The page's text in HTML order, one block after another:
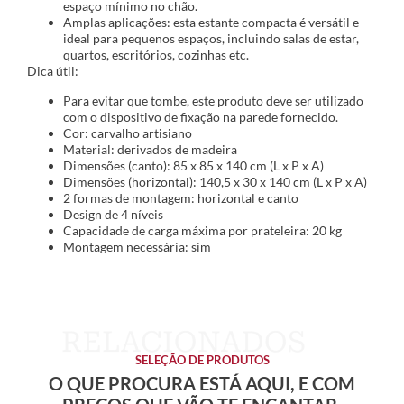
espaço mínimo no chão.
Amplas aplicações: esta estante compacta é versátil e
ideal para pequenos espaços, incluindo salas de estar,
quartos, escritórios, cozinhas etc.
Dica útil:
Para evitar que tombe, este produto deve ser utilizado
com o dispositivo de fixação na parede fornecido.
Cor: carvalho artisiano
Material: derivados de madeira
Dimensões (canto): 85 x 85 x 140 cm (L x P x A)
Dimensões (horizontal): 140,5 x 30 x 140 cm (L x P x A)
2 formas de montagem: horizontal e canto
Design de 4 níveis
Capacidade de carga máxima por prateleira: 20 kg
Montagem necessária: sim
SELEÇÃO DE PRODUTOS
O QUE PROCURA ESTÁ AQUI, E COM